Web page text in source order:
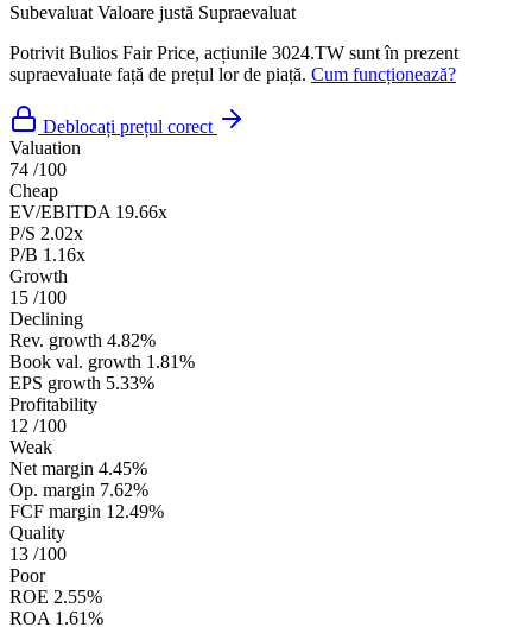
Subevaluat Valoare justă Supraevaluat
Potrivit Bulios Fair Price, acțiunile 3024.TW sunt în prezent
supraevaluate față de prețul lor de piață. Cum funcționează?
Deblocați prețul corect
Valuation
74 /100
Cheap
EV/EBITDA 19.66x
P/S 2.02x
P/B 1.16x
Growth
15 /100
Declining
Rev. growth 4.82%
Book val. growth 1.81%
EPS growth 5.33%
Profitability
12 /100
Weak
Net margin 4.45%
Op. margin 7.62%
FCF margin 12.49%
Quality
13 /100
Poor
ROE 2.55%
ROA 1.61%